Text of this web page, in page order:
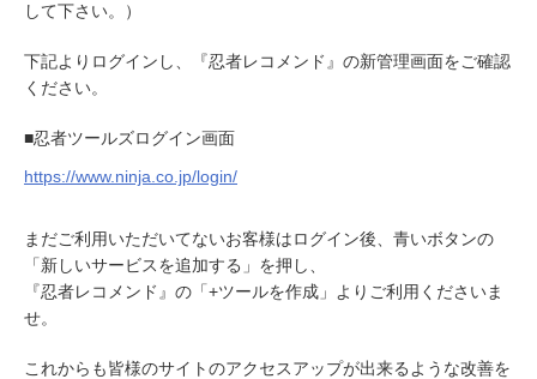
して下さい。）
下記よりログインし、『忍者レコメンド』の新管理画面をご確認
ください。
■忍者ツールズログイン画面
https://www.ninja.co.jp/login/
まだご利用いただいてないお客様はログイン後、青いボタンの
「新しいサービスを追加する」を押し、
『忍者レコメンド』の「+ツールを作成」よりご利用くださいま
せ。
これからも皆様のサイトのアクセスアップが出来るような改善を